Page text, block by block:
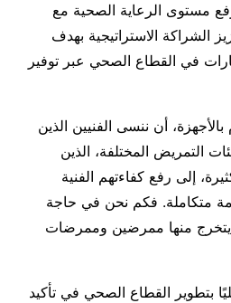
مستوى الرعاية الصحية مع
الشراكة الاستراتيجية بهدف
في القطاع الصحي عبر توفير
أن ننسى الفنيين الذين
التمريض المختلفة، الذين
إلى رفع كفاءتهم الفنية
متكاملة. فكم نحن في حاجة
منها ممرضين وممرضات
بتطوير القطاع الصحي في تأكيد